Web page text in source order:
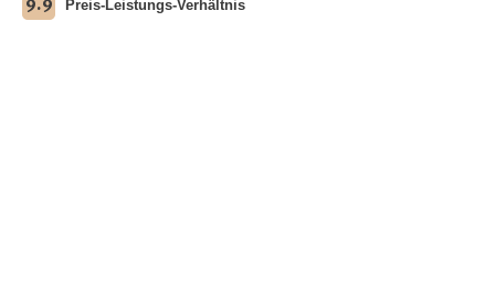
Preis-Leistungs-Verhältnis